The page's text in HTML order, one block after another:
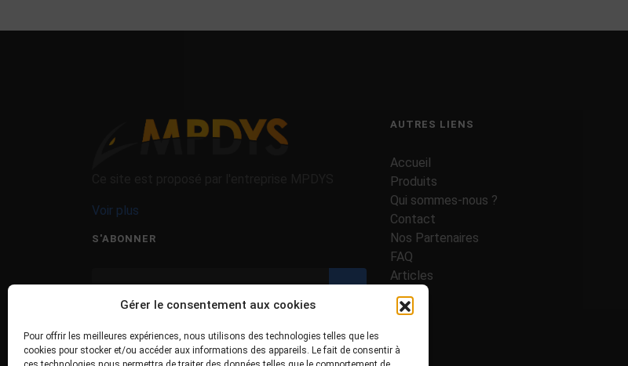
Gérer le consentement aux cookies
Pour offrir les meilleures expériences, nous utilisons des technologies telles que les
cookies pour stocker et/ou accéder aux informations des appareils. Le fait de consentir à
Voir plus
S'ABONNER
J'ai lu et accepte les termes et les conditions
AUTRES LIENS
Accueil
Produits
Qui sommes-nous ?
Contact
Nos Partenaires
FAQ
Articles